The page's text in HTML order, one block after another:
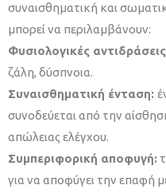
συναισθηματική και
μπορεί να περιλαμβάνουν:
Φυσιολογικές
ζάλη, δύσπνοια.
Συναισθηματική ένταση:
συνοδεύεται από την
απώλειας ελέγχου.
Συμπεριφορική αποφυγή:
για να αποφύγει την επαφή